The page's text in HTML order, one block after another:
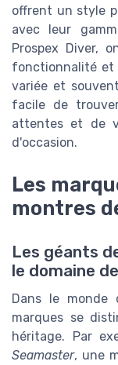
offrent un style
avec leur
Prospex Diver,
fonctionnalité et
variée et
facile de
attentes et de
d'occasion.
Les
montres
Les géants
le domaine
Dans le monde
marques se
héritage. Par
Seamaster, une